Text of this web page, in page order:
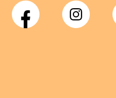
Facebook
Klinik
Sonnenblick
Instagram
Klinik
Sonnenblick